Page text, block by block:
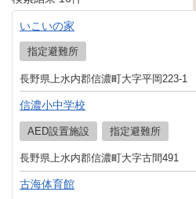
いこいの家
指定避難所
長野県上水内郡信濃町大字平岡223-1
信濃小中学校
AED設置施設 指定避難所
長野県上水内郡信濃町大字古間491
古海体育館